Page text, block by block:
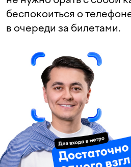
беспокоиться о
в очереди за билетами.